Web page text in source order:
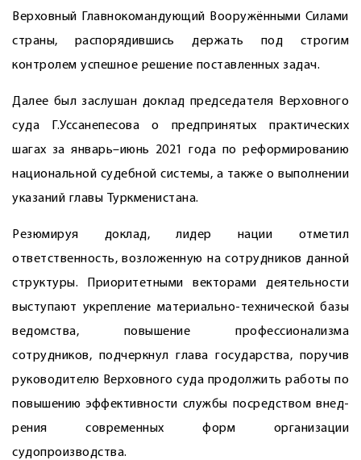
Верховный Главнокомандующий Вооружёнными Силами
страны, распорядившись держать под строгим
контролем успешное решение поставленных задач.
Далее был заслушан доклад председателя Верховного
суда Г.Уссанепесова о предпринятых практических
шагах за январь–июнь 2021 года по реформированию
национальной судебной системы, а также о выполнении
указаний главы Туркменистана.
Резюмируя доклад, лидер нации отметил
ответственность, возложенную на сотрудников данной
структуры. Приоритетными векторами деятельности
выступают укреп­ление материально-технической базы
ведомства, повышение профессионализма
сотрудников, подчеркнул глава государства, поручив
руководителю Верховного суда продолжить работы по
повышению эффективности службы посредством внед­
рения современных форм организации
судопроизводства.